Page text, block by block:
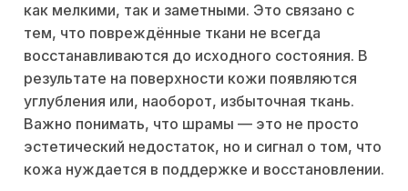
как мелкими, так и заметными. Это связано с
тем, что повреждённые ткани не всегда
восстанавливаются до исходного состояния. В
результате на поверхности кожи появляются
углубления или, наоборот, избыточная ткань.
Важно понимать, что шрамы — это не просто
эстетический недостаток, но и сигнал о том, что
кожа нуждается в поддержке и восстановлении.